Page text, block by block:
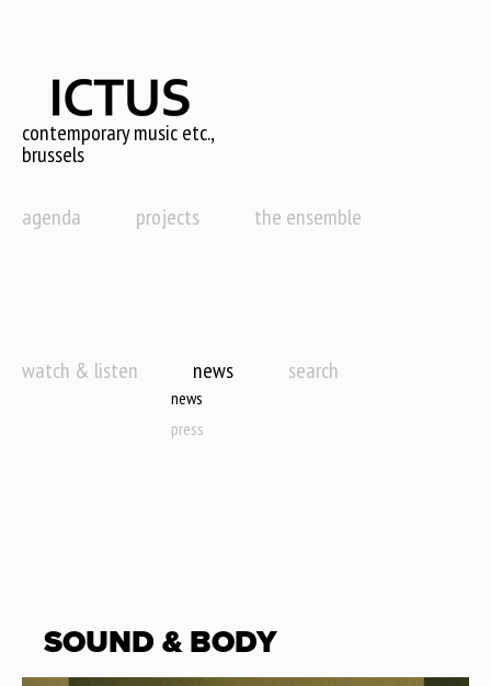
content
contemporary music etc.,
brussels
agenda projects the ensemble
watch & listen news
news
press
search
SOUND & BODY